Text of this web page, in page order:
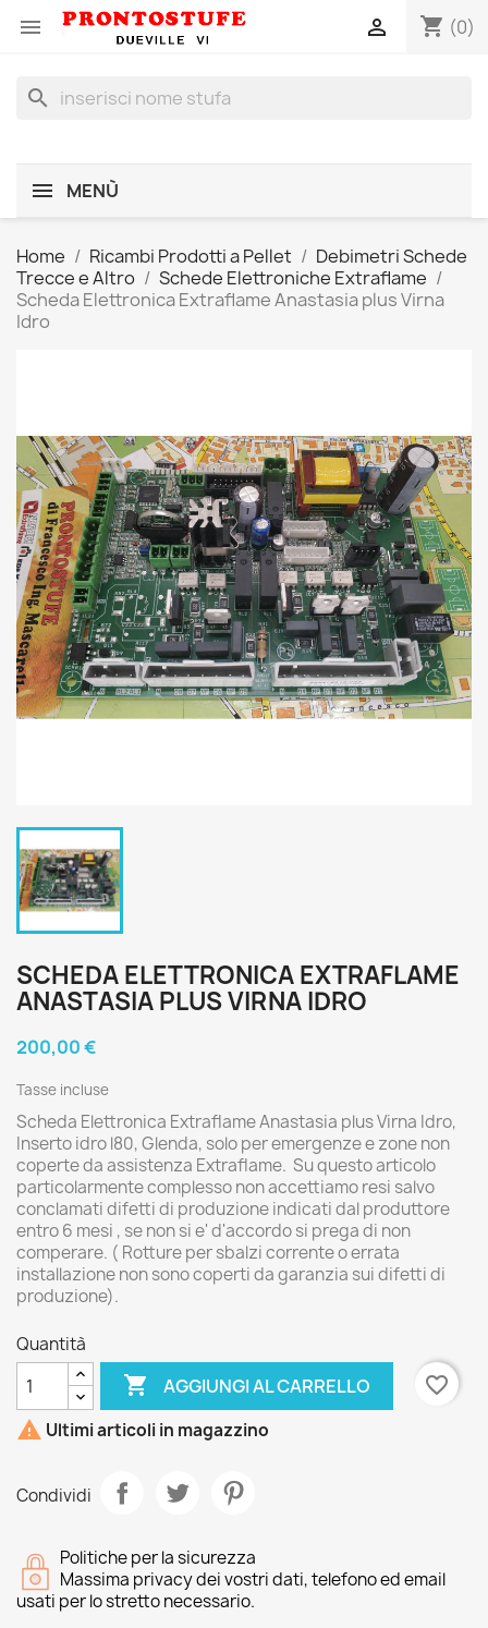
 shopping_cart (0)

search
MENÙ
Home Ricambi Prodotti a Pellet
Debimetri Schede
Trecce e Altro
Schede Elettroniche Extraflame
Scheda Elettronica Extraflame Anastasia plus Virna
Idro
SCHEDA ELETTRONICA EXTRAFLAME
ANASTASIA PLUS VIRNA IDRO
200,00 €
Tasse incluse
Scheda Elettronica Extraflame Anastasia plus Virna Idro,
Inserto idro l80, Glenda, solo per emergenze e zone non
coperte da assistenza Extraflame. Su questo articolo
particolarmente complesso non accettiamo resi salvo
conclamati difetti di produzione indicati dal produttore
entro 6 mesi , se non si e' d'accordo si prega di non
comperare. ( Rotture per sbalzi corrente o errata
installazione non sono coperti da garanzia sui difetti di
produzione).
Quantità
 AGGIUNGI AL CARRELLO
favorite_border
 Ultimi articoli in magazzino
Condividi
Politiche per la sicurezza
Massima privacy dei vostri dati, telefono ed email
usati per lo stretto necessario.